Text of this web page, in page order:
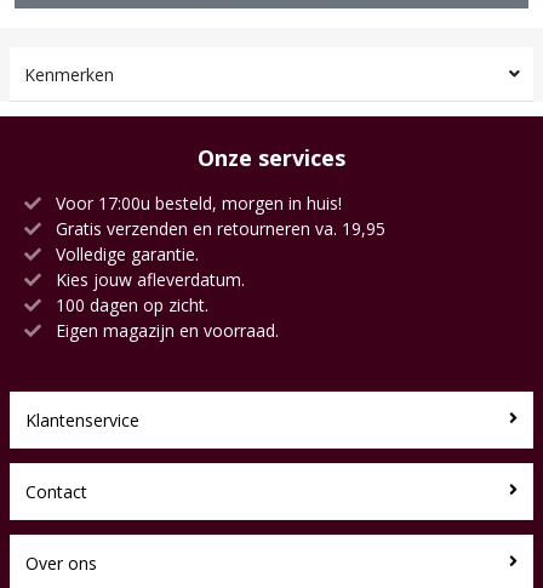
Kenmerken
Onze services
Voor 17:00u besteld, morgen in huis!
Gratis verzenden en retourneren va. 19,95
Volledige garantie.
Kies jouw afleverdatum.
100 dagen op zicht.
Eigen magazijn en voorraad.
Klantenservice
Contact
Over ons